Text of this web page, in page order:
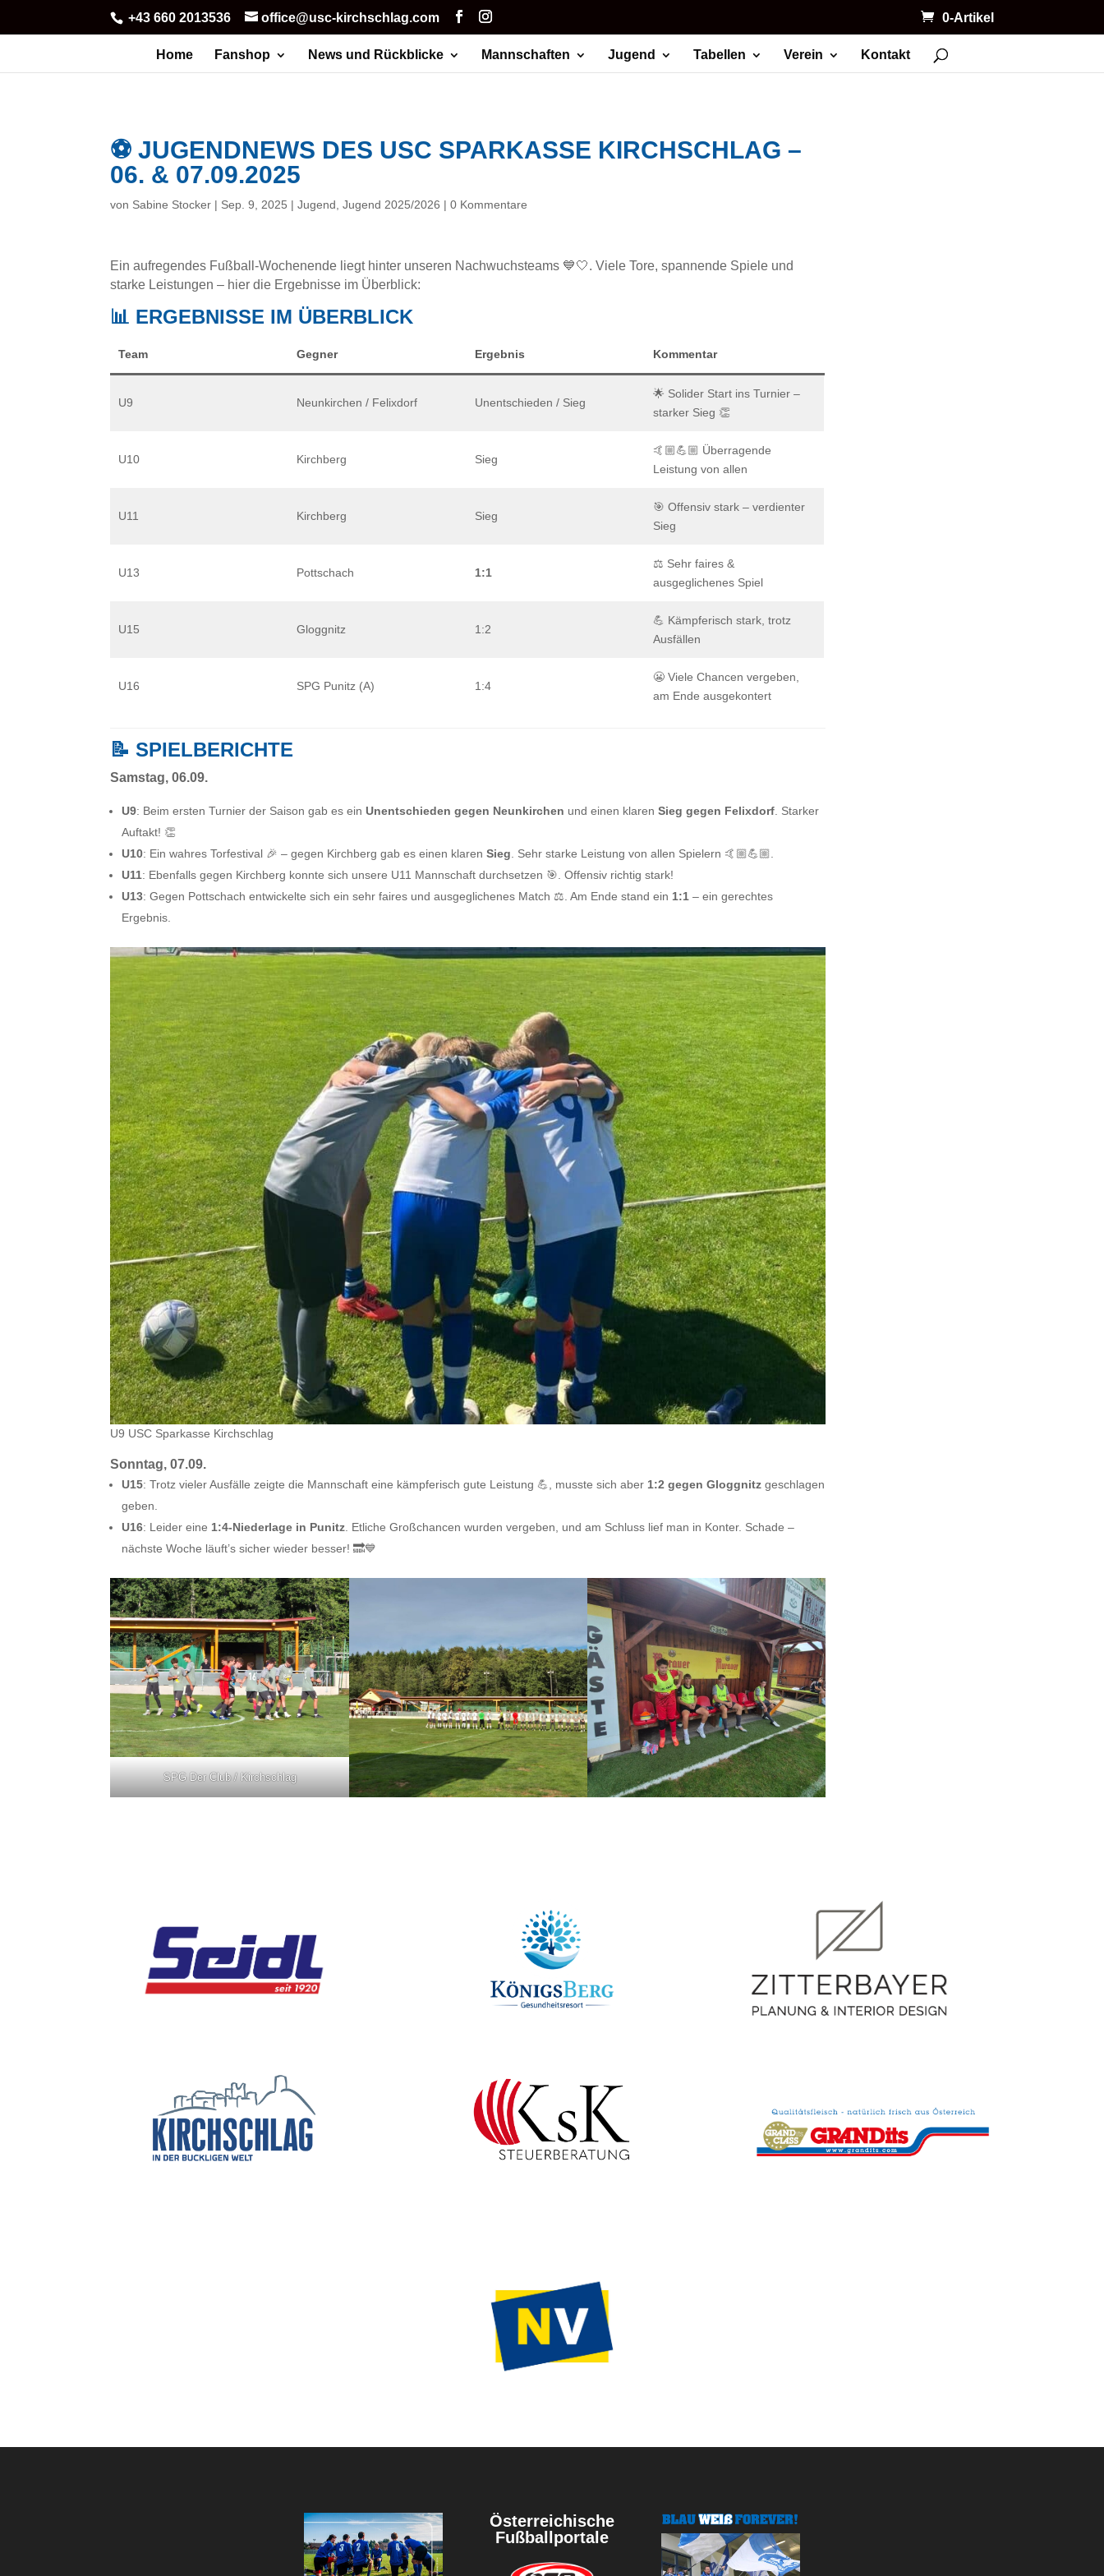
+43 660 2013536 office@usc-kirchschlag.com 0-Artikel
Home Fanshop News und Rückblicke Mannschaften Jugend Tabellen Verein Kontakt
⚽ JUGENDNEWS DES USC SPARKASSE KIRCHSCHLAG –
06. & 07.09.2025
von Sabine Stocker | Sep. 9, 2025 |Jugend ,Jugend 2025/2026 |0 Kommentare
Ein aufregendes Fußball-Wochenende liegt hinter unseren Nachwuchsteams 💙🤍. Viele Tore, spannende Spiele und
starke Leistungen – hier die Ergebnisse im Überblick:
📊 ERGEBNISSE IM ÜBERBLICK
Team Gegner Ergebnis Kommentar
U9 Neunkirchen / Felixdorf Unentschieden / Sieg
🌟 Solider Start ins Turnier –
starker Sieg 👏
U10 Kirchberg Sieg
🤙🏼💪🏼 Überragende
Leistung von allen
U11 Kirchberg Sieg
🎯 Offensiv stark – verdienter
Sieg
U13 Pottschach 1:1
⚖️ Sehr faires &
ausgeglichenes Spiel
U15 Gloggnitz 1:2
💪 Kämpferisch stark, trotz
Ausfällen
U16 SPG Punitz (A) 1:4
😬 Viele Chancen vergeben,
am Ende ausgekontert
📝 SPIELBERICHTE
Samstag, 06.09.
U9: Beim ersten Turnier der Saison gab es einUnentschieden gegen Neunkirchen und einen klarenSieg gegen Felixdorf . Starker
Auftakt! 👏
U10: Ein wahres Torfestival 🎉 – gegen Kirchberg gab es einen klarenSieg . Sehr starke Leistung von allen Spielern 🤙🏼💪🏼.
U11: Ebenfalls gegen Kirchberg konnte sich unsere U11 Mannschaft durchsetzen 🎯. Offensiv richtig stark!
U13: Gegen Pottschach entwickelte sich ein sehr faires und ausgeglichenes Match ⚖️. Am Ende stand ein 1:1 – ein gerechtes
Ergebnis.
U9 USC Sparkasse Kirchschlag
Sonntag, 07.09.
U15: Trotz vieler Ausfälle zeigte die Mannschaft eine kämpferisch gute Leistung 💪, musste sich aber 1:2 gegen Gloggnitz geschlagen
geben.
U16: Leider eine 1:4-Niederlage in Punitz . Etliche Großchancen wurden vergeben, und am Schluss lief man in Konter. Schade –
nächste Woche läuft’s sicher wieder besser! 🔜💙
SPG Der Club / Kirchschlag
Österreichische
Fußballportale